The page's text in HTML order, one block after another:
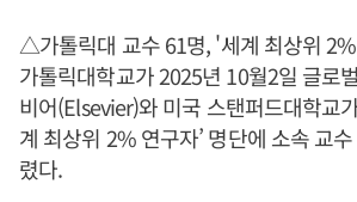
△가톨릭대 교수 61명, '세계 최상위
가톨릭대학교가 2025년 10월2일 글로
비어(Elsevier)와 미국 스탠퍼드대학교
계 최상위 2% 연구자’ 명단에 소속 교
렸다.